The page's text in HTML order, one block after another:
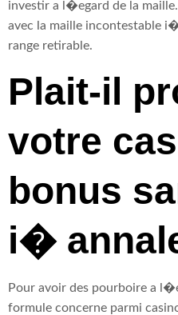
investir a l�egard de la
avec la maille incontestable
range retirable.
Plait-il
votre
bonus
i�
Pour avoir des pourboire a
formule concerne parmi